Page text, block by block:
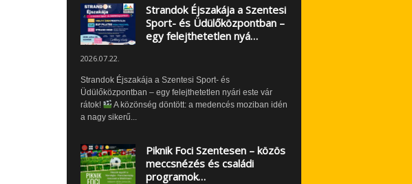
Strandok Éjszakája a Szentesi
Sport- és Üdülőközpontban –
egy felejthetetlen nyá…
2026.07.22.
Strandok Éjszakája a Szentesi Sport- és
Üdülőközpontban – egy felejthetetlen nyári este vár
rátok!
A közönség döntött: a medencés moziban idén
a nagy sikerű...
Piknik Foci Szentesen – közös
meccsnézés és családi
programok…